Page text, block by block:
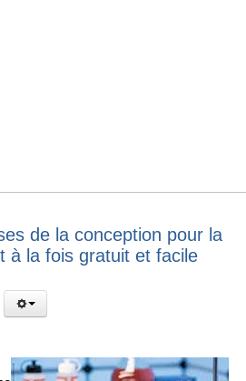
de la conception pour la
à la fois gratuit et facile